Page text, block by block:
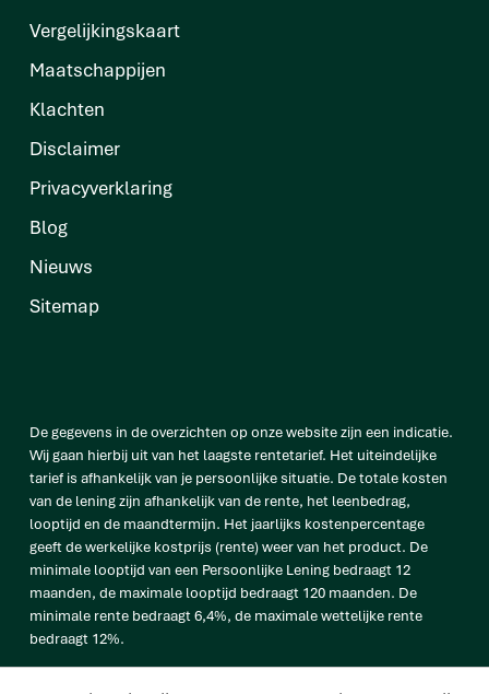
Vergelijkingskaart
Maatschappijen
Klachten
Disclaimer
Privacyverklaring
Blog
Nieuws
Sitemap
De gegevens in de overzichten op onze website zijn een indicatie.
Wij gaan hierbij uit van het laagste rentetarief. Het uiteindelijke
tarief is afhankelijk van je persoonlijke situatie. De totale kosten
van de lening zijn afhankelijk van de rente, het leenbedrag,
looptijd en de maandtermijn. Het jaarlijks kostenpercentage
geeft de werkelijke kostprijs (rente) weer van het product. De
minimale looptijd van een Persoonlijke Lening bedraagt 12
maanden, de maximale looptijd bedraagt 120 maanden. De
minimale rente bedraagt 6,4%, de maximale wettelijke rente
bedraagt 12%.